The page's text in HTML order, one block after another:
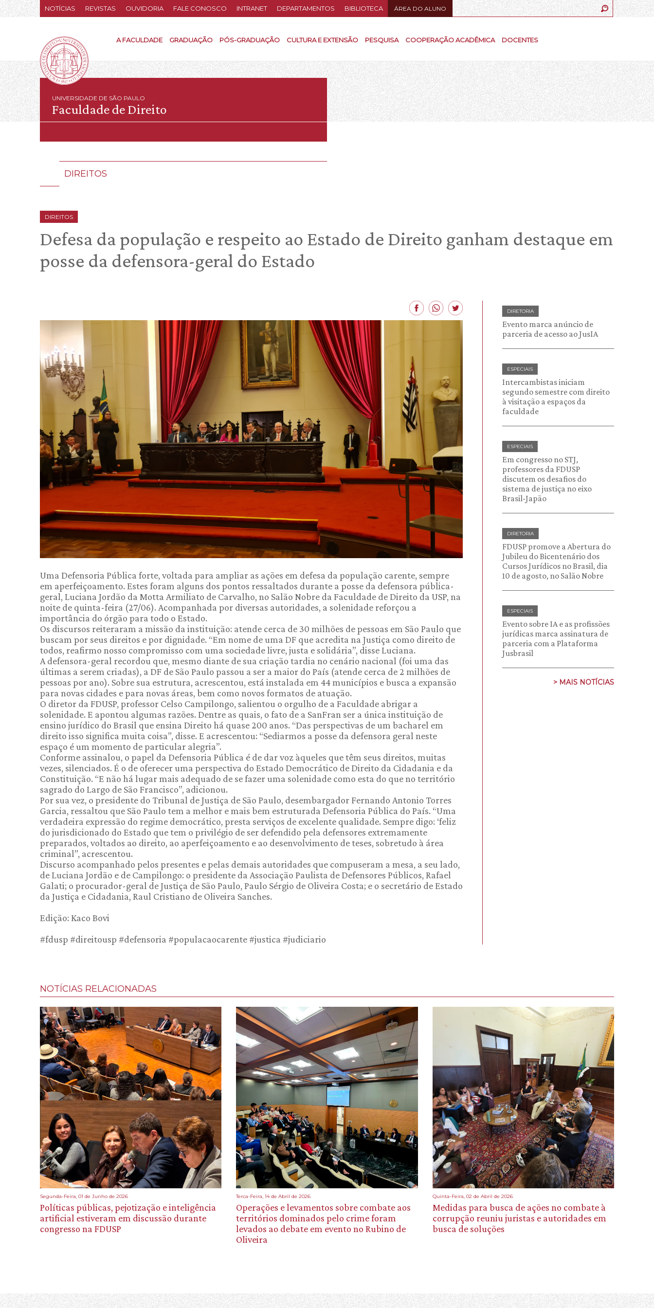
NOTÍCIAS REVISTAS OUVIDORIA FALE CONOSCO INTRANET DEPARTAMENTOS BIBLIOTECA ÁREA DO ALUNO
A FACULDADE GRADUAÇÃO PÓS-GRADUAÇÃO CULTURA E EXTENSÃO PESQUISA COOPERAÇÃO ACADÊMICA DOCENTES
UNIVERSIDADE DE SÃO PAULO
Faculdade de Direito
DIREITOS
DIREITOS
Defesa da população e respeito ao Estado de Direito ganham destaque em
posse da defensora-geral do Estado
Uma Defensoria Pública forte, voltada para ampliar as ações em defesa da população carente, sempre
em aperfeiçoamento. Estes foram alguns dos pontos ressaltados durante a posse da defensora pública-
geral, Luciana Jordão da Motta Armiliato de Carvalho, no Salão Nobre da Faculdade de Direito da USP, na
noite de quinta-feira (27/06). Acompanhada por diversas autoridades, a solenidade reforçou a
importância do órgão para todo o Estado.
Os discursos reiteraram a missão da instituição: atende cerca de 30 milhões de pessoas em São Paulo que
buscam por seus direitos e por dignidade. “Em nome de uma DF que acredita na Justiça como direito de
todos, reafirmo nosso compromisso com uma sociedade livre, justa e solidária”, disse Luciana.
A defensora-geral recordou que, mesmo diante de sua criação tardia no cenário nacional (foi uma das
últimas a serem criadas), a DF de São Paulo passou a ser a maior do País (atende cerca de 2 milhões de
pessoas por ano). Sobre sua estrutura, acrescentou, está instalada em 44 municípios e busca a expansão
para novas cidades e para novas áreas, bem como novos formatos de atuação.
O diretor da FDUSP, professor Celso Campilongo, salientou o orgulho de a Faculdade abrigar a
solenidade. E apontou algumas razões. Dentre as quais, o fato de a SanFran ser a única instituição de
ensino jurídico do Brasil que ensina Direito há quase 200 anos. “Das perspectivas de um bacharel em
direito isso significa muita coisa”, disse. E acrescentou: “Sediarmos a posse da defensora geral neste
espaço é um momento de particular alegria”.
Conforme assinalou, o papel da Defensoria Pública é de dar voz àqueles que têm seus direitos, muitas
vezes, silenciados. É o de oferecer uma perspectiva do Estado Democrático de Direito da Cidadania e da
Constituição. “E não há lugar mais adequado de se fazer uma solenidade como esta do que no território
sagrado do Largo de São Francisco”, adicionou.
Por sua vez, o presidente do Tribunal de Justiça de São Paulo, desembargador Fernando Antonio Torres
Garcia, ressaltou que São Paulo tem a melhor e mais bem estruturada Defensoria Pública do País. “Uma
verdadeira expressão do regime democrático, presta serviços de excelente qualidade. Sempre digo: ‘feliz
do jurisdicionado do Estado que tem o privilégio de ser defendido pela defensores extremamente
preparados, voltados ao direito, ao aperfeiçoamento e ao desenvolvimento de teses, sobretudo à área
criminal”, acrescentou.
Discurso acompanhado pelos presentes e pelas demais autoridades que compuseram a mesa, a seu lado,
de Luciana Jordão e de Campilongo: o presidente da Associação Paulista de Defensores Públicos, Rafael
Galati; o procurador-geral de Justiça de São Paulo, Paulo Sérgio de Oliveira Costa; e o secretário de Estado
da Justiça e Cidadania, Raul Cristiano de Oliveira Sanches.
Edição: Kaco Bovi
#fdusp #direitousp #defensoria #populacaocarente #justica #judiciario
DIRETORIA
Evento marca anúncio de
parceria de acesso ao JusIA
ESPECIAIS
Intercambistas iniciam
segundo semestre com direito
à visitação a espaços da
faculdade
ESPECIAIS
Em congresso no STJ,
professores da FDUSP
discutem os desafios do
sistema de justiça no eixo
Brasil-Japão
DIRETORIA
FDUSP promove a Abertura do
Jubileu do Bicentenário dos
Cursos Jurídicos no Brasil, dia
10 de agosto, no Salão Nobre
ESPECIAIS
Evento sobre IA e as profissões
jurídicas marca assinatura de
parceria com a Plataforma
Jusbrasil
> MAIS NOTÍCIAS
NOTÍCIAS RELACIONADAS
Segunda-Feira, 01 de Junho de 2026
Políticas públicas, pejotização e inteligência
artificial estiveram em discussão durante
congresso na FDUSP
Terca-Feira, 14 de Abril de 2026
Operações e levamentos sobre combate aos
territórios dominados pelo crime foram
levados ao debate em evento no Rubino de
Oliveira
Quinta-Feira, 02 de Abril de 2026
Medidas para busca de ações no combate à
corrupção reuniu juristas e autoridades em
busca de soluções